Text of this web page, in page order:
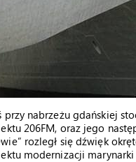
przy nabrzeżu gdańskiej
206FM, oraz jego
rozległ się dźwięk
modernizacji